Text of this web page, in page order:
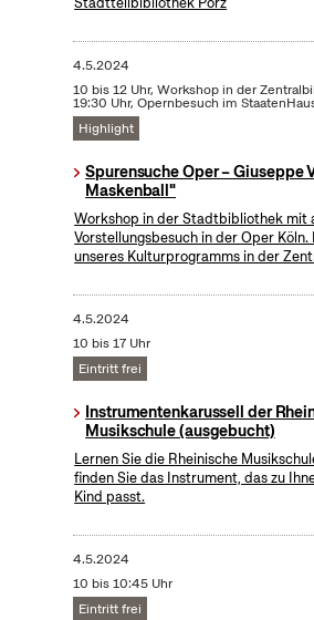
4.5.2024
10 bis 12 Uhr, Workshop in der
19:30 Uhr, Opernbesuch im
Highlight
Spurensuche Oper – Giuseppe
Maskenball"
Workshop in der Stadtbibliothek mit
Vorstellungsbesuch in der Oper Köln.
unseres Kulturprogramms in der
4.5.2024
10 bis 17 Uhr
Eintritt frei
Instrumentenkarussell der
Musikschule (ausgebucht)
Lernen Sie die Rheinische
finden Sie das Instrument, das zu
Kind passt.
4.5.2024
10 bis 10:45 Uhr
Eintritt frei